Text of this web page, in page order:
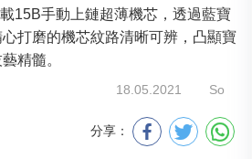
15B手動上鏈超薄機芯，透過藍寶
打磨的機芯紋路清晰可辨，凸顯寶
精髓。
18.05.2021 So
分享：